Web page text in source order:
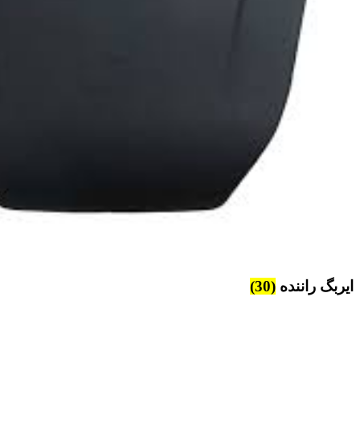
ایربگ راننده (30)